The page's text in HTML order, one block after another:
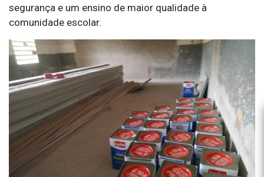
segurança e um ensino de maior qualidade à
comunidade escolar.